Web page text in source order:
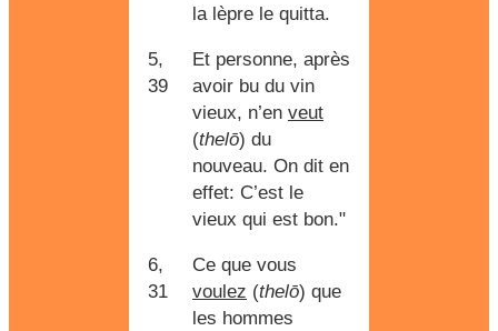
la lèpre le quitta.
5,
39
Et personne, après
avoir bu du vin
vieux, n’en veut
(thelō) du
nouveau. On dit en
effet: C’est le
vieux qui est bon."
6,
31
Ce que vous
voulez (thelō) que
les hommes